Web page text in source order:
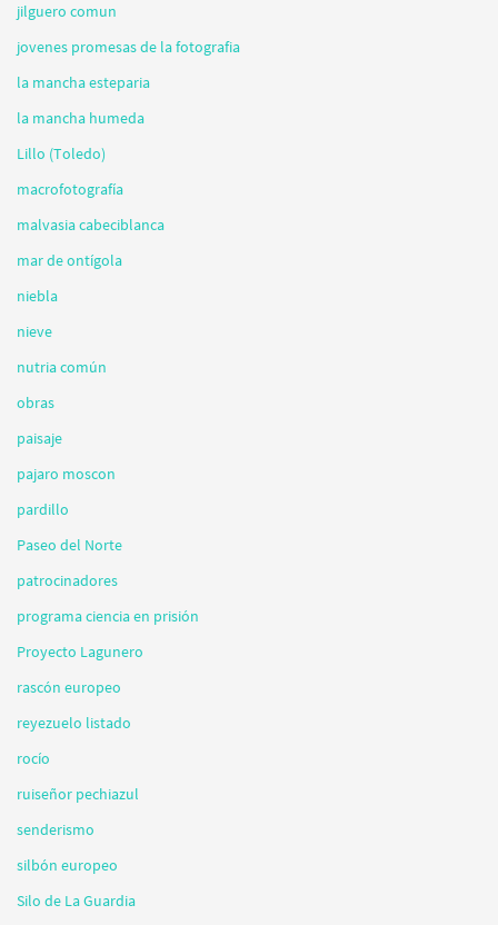
jilguero comun
jovenes promesas de la fotografia
la mancha esteparia
la mancha humeda
Lillo (Toledo)
macrofotografía
malvasia cabeciblanca
mar de ontígola
niebla
nieve
nutria común
obras
paisaje
pajaro moscon
pardillo
Paseo del Norte
patrocinadores
programa ciencia en prisión
Proyecto Lagunero
rascón europeo
reyezuelo listado
rocío
ruiseñor pechiazul
senderismo
silbón europeo
Silo de La Guardia